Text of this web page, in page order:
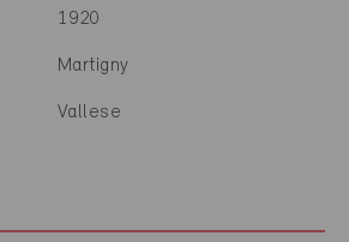
1920
Martigny
Vallese